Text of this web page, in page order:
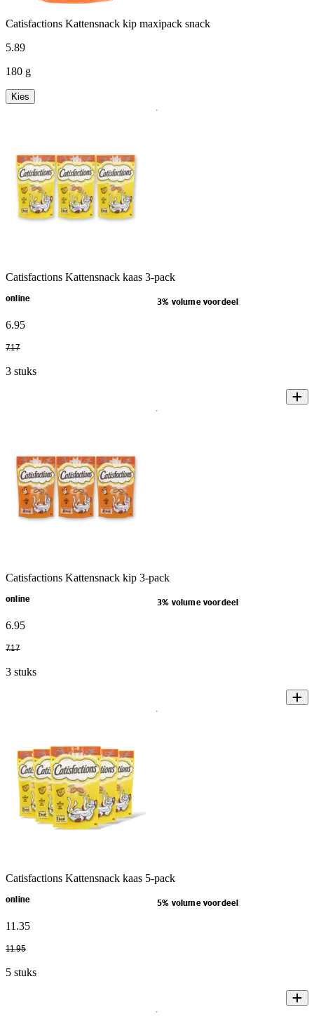
Catisfactions Kattensnack kip maxipack snack
5.89
180 g
Kies
Catisfactions Kattensnack kaas 3-pack
online 3% volume voordeel
6.95
7.17
3 stuks
Catisfactions Kattensnack kip 3-pack
online 3% volume voordeel
6.95
7.17
3 stuks
Catisfactions Kattensnack kaas 5-pack
online 5% volume voordeel
11 .35
11.95
5 stuks